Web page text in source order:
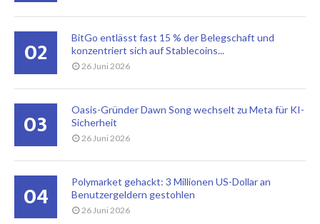
02
BitGo entlässt fast 15 % der Belegschaft und
konzentriert sich auf Stablecoins...
26 Juni 2026
03
Oasis-Gründer Dawn Song wechselt zu Meta für KI-
Sicherheit
26 Juni 2026
04
Polymarket gehackt: 3 Millionen US-Dollar an
Benutzergeldern gestohlen
26 Juni 2026